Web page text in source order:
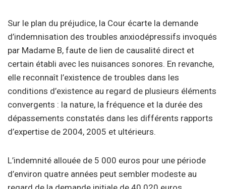
Sur le plan du préjudice, la Cour écarte la demande
d’indemnisation des troubles anxiodépressifs invoqués
par Madame B, faute de lien de causalité direct et
certain établi avec les nuisances sonores. En revanche,
elle reconnaît l’existence de troubles dans les
conditions d’existence au regard de plusieurs éléments
convergents : la nature, la fréquence et la durée des
dépassements constatés dans les différents rapports
d’expertise de 2004, 2005 et ultérieurs.
L’indemnité allouée de 5 000 euros pour une période
d’environ quatre années peut sembler modeste au